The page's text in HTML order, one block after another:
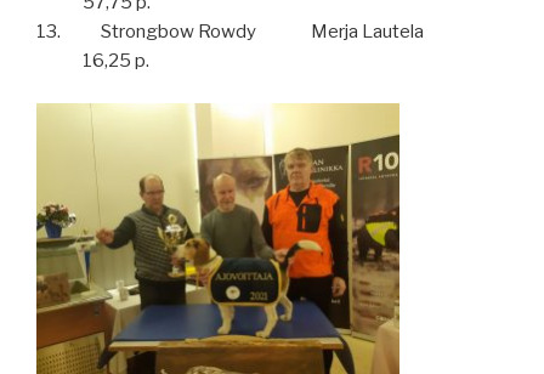
Strongbow Rowdy Merja Lautela
16,25 p.